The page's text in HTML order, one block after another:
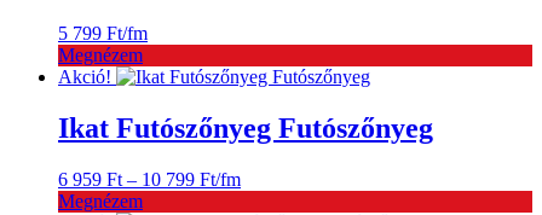
5 799 Ft/fm
Megnézem
Akció!
Ikat Futószőnyeg Futószőnyeg
6 959 Ft – 10 799 FtÁrtartomány:
/fm
Megnézem